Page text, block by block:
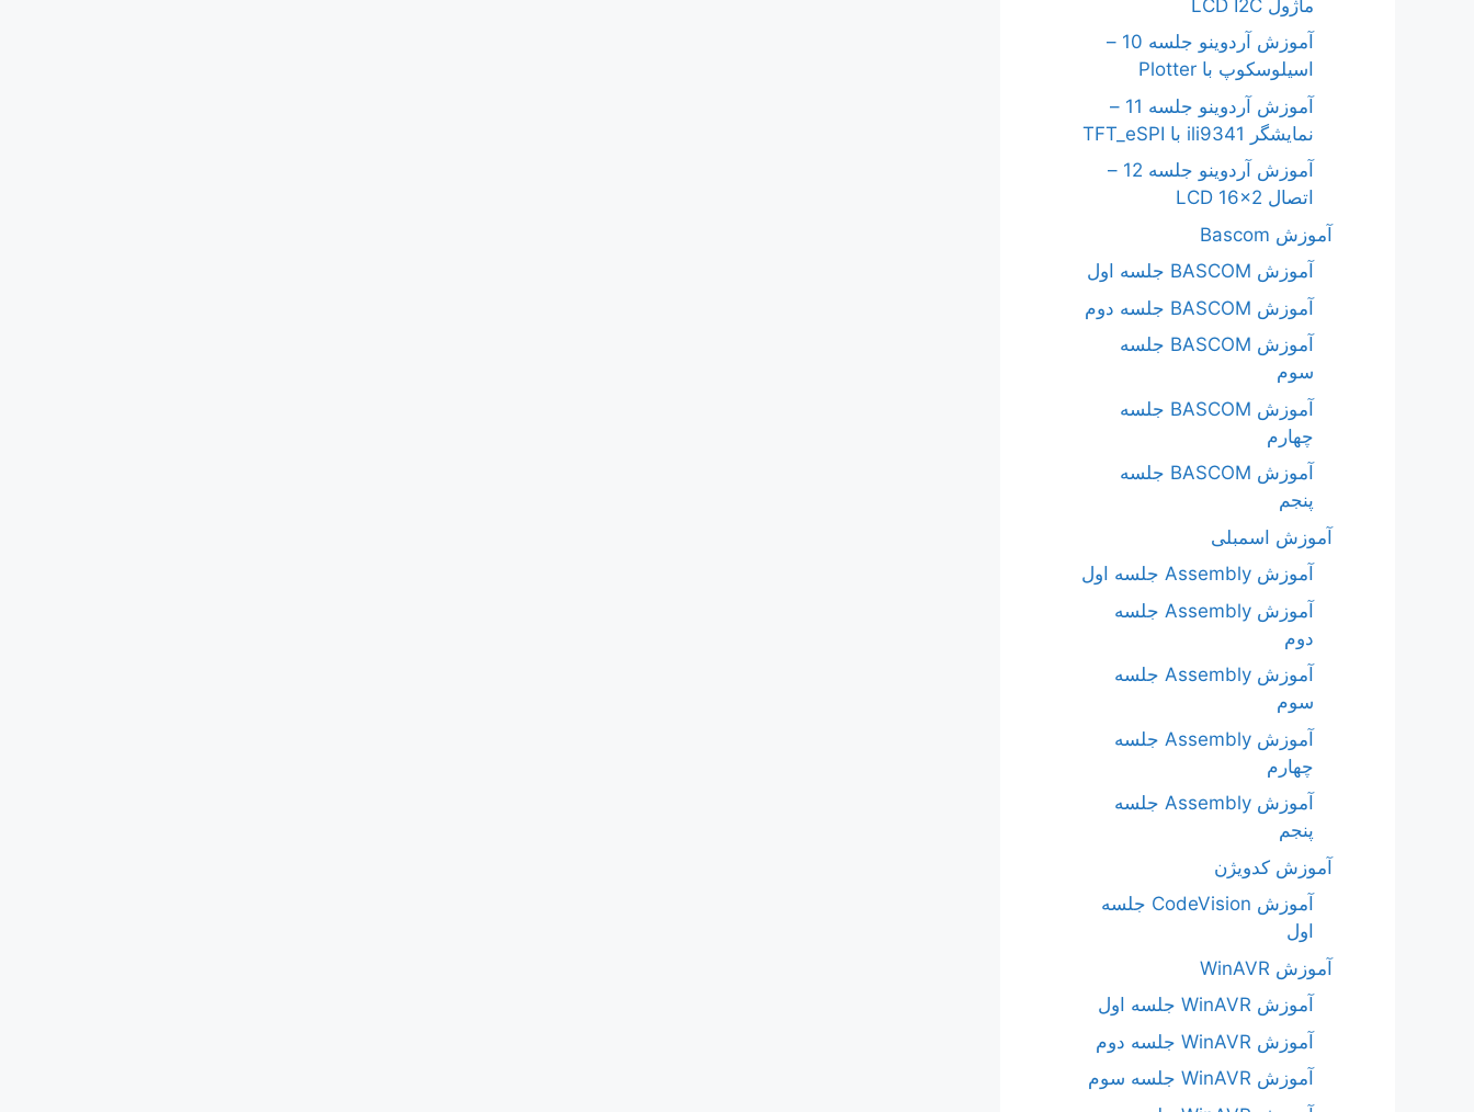
ماژول LCD I2C
آموزش آردوینو جلسه 10 –
اسیلوسکوپ با Plotter
آموزش آردوینو جلسه 11 –
نمایشگر ili9341 با TFT_eSPI
آموزش آردوینو جلسه 12 –
اتصال LCD 16×2
آموزش Bascom
آموزش BASCOM جلسه اول
آموزش BASCOM جلسه دوم
آموزش BASCOM جلسه
سوم
آموزش BASCOM جلسه
چهارم
آموزش BASCOM جلسه
پنجم
آموزش اسمبلی
آموزش Assembly جلسه اول
آموزش Assembly جلسه
دوم
آموزش Assembly جلسه
سوم
آموزش Assembly جلسه
چهارم
آموزش Assembly جلسه
پنجم
آموزش کدویژن
آموزش CodeVision جلسه
اول
آموزش WinAVR
آموزش WinAVR جلسه اول
آموزش WinAVR جلسه دوم
آموزش WinAVR جلسه سوم